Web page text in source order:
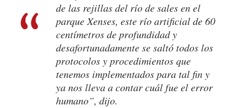
de las rejillas del río de sales en el
parque Xenses, este río artificial de 60
centímetros de profundidad y
desafortunadamente se saltó todos los
protocolos y procedimientos que
tenemos implementados para tal fin y
ya nos lleva a contar cuál fue el error
humano”, dijo.